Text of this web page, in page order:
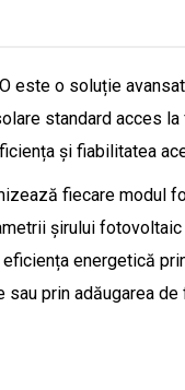
este o soluție
standard acces
și fiabilitatea
fiecare modul
șirului
eficiența energetică
sau prin adăugarea